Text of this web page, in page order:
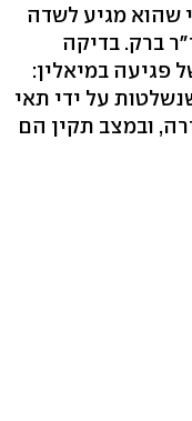
שהוא מגיע לשדה
ברק. בדיקה
פגיעה במיאלין:
על ידי תאי
ובמצב תקין הם